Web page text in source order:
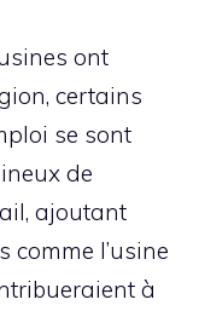
ont
certains
se sont
de
ajoutant
l’usine
à